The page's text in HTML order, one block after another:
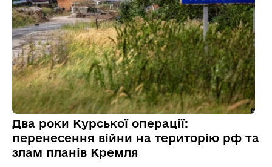
Два роки Курської операції:
перенесення війни на територію рф та
злам планів Кремля